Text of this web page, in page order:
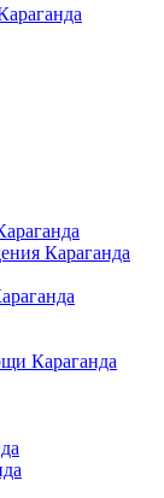
Караганда
Караганда